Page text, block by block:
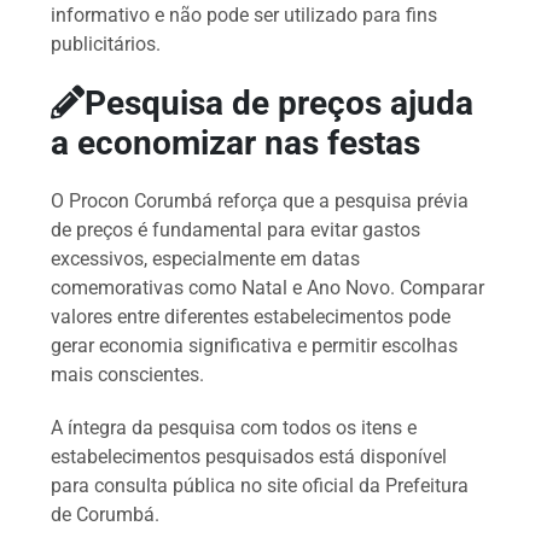
informativo e não pode ser utilizado para fins
publicitários.
Pesquisa de preços ajuda
a economizar nas festas
O Procon Corumbá reforça que a pesquisa prévia
de preços é fundamental para evitar gastos
excessivos, especialmente em datas
comemorativas como Natal e Ano Novo. Comparar
valores entre diferentes estabelecimentos pode
gerar economia significativa e permitir escolhas
mais conscientes.
A íntegra da pesquisa com todos os itens e
estabelecimentos pesquisados está disponível
para consulta pública no site oficial da Prefeitura
de Corumbá.